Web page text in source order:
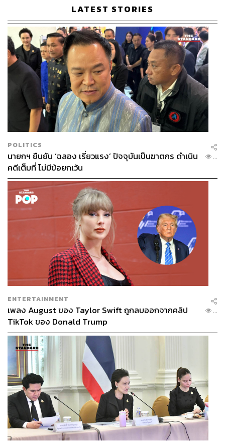
LATEST STORIES
POLITICS
นายกฯ ยืนยัน ‘ฉลอง เรี่ยวแรง’ ปัจจุบันเป็นฆาตกร ดำเนิน
คดีเต็มที่ ไม่มีข้อยกเว้น
...
ENTERTAINMENT
เพลง August ของ Taylor Swift ถูกลบออกจากคลิป
TikTok ของ Donald Trump
...